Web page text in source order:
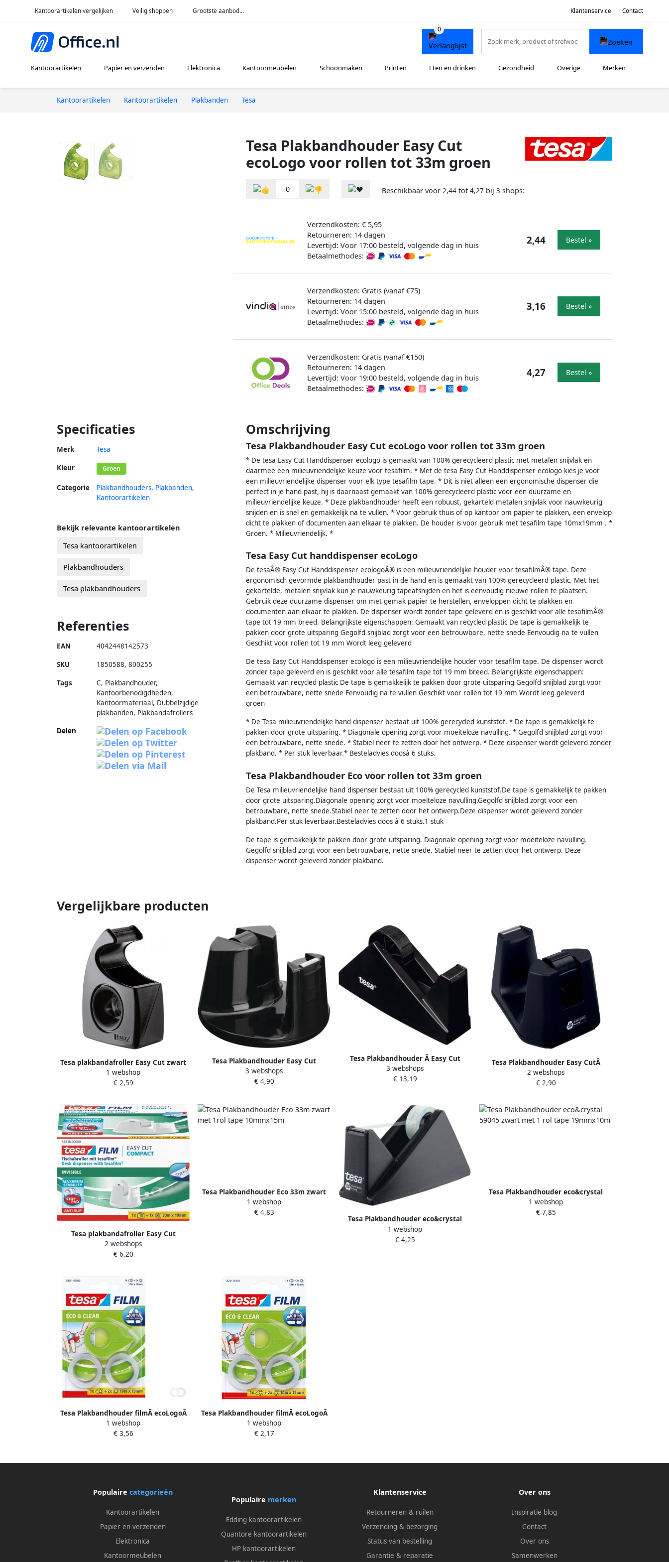
Kantoorartikelen vergelijken Veilig shoppen Grootste aanbod... Klantenservice Contact
Kantoorartikelen Papier en verzenden Elektronica Kantoormeubelen Schoonmaken Printen Eten en drinken Gezondheid Overige Merken
Kantoorartikelen Kantoorartikelen Plakbanden Tesa
Tesa Plakbandhouder Easy Cut
ecoLogo voor rollen tot 33m groen
0 Beschikbaar voor 2,44 tot 4,27 bij 3 shops:
Verzendkosten: € 5,95
Retourneren: 14 dagen
Levertijd: Voor 17:00 besteld, volgende dag in huis
Betaalmethodes:
2,44 Bestel »
Verzendkosten: Gratis (vanaf €75)
Retourneren: 14 dagen
Levertijd: Voor 15:00 besteld, volgende dag in huis
Betaalmethodes:
3,16 Bestel »
Verzendkosten: Gratis (vanaf €150)
Retourneren: 14 dagen
Levertijd: Voor 19:00 besteld, volgende dag in huis
Betaalmethodes:
4,27 Bestel »
Specificaties
Merk Tesa
Kleur Groen
Categorie Plakbandhouders, Plakbanden,
Kantoorartikelen
Omschrijving
Tesa Plakbandhouder Easy Cut ecoLogo voor rollen tot 33m groen
* De tesa Easy Cut Handdispenser ecologo is gemaakt van 100% gerecycleerd plastic met metalen snijvlak en
daarmee een milieuvriendelijke keuze voor tesafilm. * Met de tesa Easy Cut Handdispenser ecologo kies je voor
een milieuvriendelijke dispenser voor elk type tesafilm tape. * Dit is niet alleen een ergonomische dispenser die
perfect in je hand past, hij is daarnaast gemaakt van 100% gerecycleerd plastic voor een duurzame en
milieuvriendelijke keuze. * Deze plakbandhouder heeft een robuust, gekarteld metalen snijvlak voor nauwkeurig
snijden en is snel en gemakkelijk na te vullen. * Voor gebruik thuis of op kantoor om papier te plakken, een envelop
dicht te plakken of documenten aan elkaar te plakken. De houder is voor gebruik met tesafilm tape 10mx19mm . *
Groen. * Milieuvriendelijk. *
Tesa Easy Cut handdispenser ecoLogo
De tesaÂ® Easy Cut Handdispenser ecologoÂ® is een milieuvriendelijke houder voor tesafilmÂ® tape. Deze
ergonomisch gevormde plakbandhouder past in de hand en is gemaakt van 100% gerecycleerd plastic. Met het
gekartelde, metalen snijvlak kun je nauwkeurig tapeafsnijden en het is eenvoudig nieuwe rollen te plaatsen.
Gebruik deze duurzame dispenser om met gemak papier te herstellen, enveloppen dicht te plakken en
documenten aan elkaar te plakken. De dispenser wordt zonder tape geleverd en is geschikt voor alle tesafilmÂ®
tape tot 19 mm breed. Belangrijkste eigenschappen: Gemaakt van recycled plastic De tape is gemakkelijk te
pakken door grote uitsparing Gegolfd snijblad zorgt voor een betrouwbare, nette snede Eenvoudig na te vullen
Geschikt voor rollen tot 19 mm Wordt leeg geleverd
De tesa Easy Cut Handdispenser ecologo is een milieuvriendelijke houder voor tesafilm tape. De dispenser wordt
zonder tape geleverd en is geschikt voor alle tesafilm tape tot 19 mm breed. Belangrijkste eigenschappen:
Gemaakt van recycled plastic De tape is gemakkelijk te pakken door grote uitsparing Gegolfd snijblad zorgt voor
een betrouwbare, nette snede Eenvoudig na te vullen Geschikt voor rollen tot 19 mm Wordt leeg geleverd
groen
* De Tesa milieuvriendelijke hand dispenser bestaat uit 100% gerecycled kunststof. * De tape is gemakkelijk te
pakken door grote uitsparing. * Diagonale opening zorgt voor moeiteloze navulling. * Gegolfd snijblad zorgt voor
een betrouwbare, nette snede. * Stabiel neer te zetten door het ontwerp. * Deze dispenser wordt geleverd zonder
plakband. * Per stuk leverbaar.* Besteladvies doosà 6 stuks.
Tesa Plakbandhouder Eco voor rollen tot 33m groen
De Tesa milieuvriendelijke hand dispenser bestaat uit 100% gerecycled kunststof.De tape is gemakkelijk te pakken
door grote uitsparing.Diagonale opening zorgt voor moeiteloze navulling.Gegolfd snijblad zorgt voor een
betrouwbare, nette snede.Stabiel neer te zetten door het ontwerp.Deze dispenser wordt geleverd zonder
plakband.Per stuk leverbaar.Besteladvies doos à 6 stuks.1 stuk
De tape is gemakkelijk te pakken door grote uitsparing. Diagonale opening zorgt voor moeiteloze navulling.
Gegolfd snijblad zorgt voor een betrouwbare, nette snede. Stabiel neer te zetten door het ontwerp. Deze
dispenser wordt geleverd zonder plakband.
Bekijk relevante kantoorartikelen
Tesa kantoorartikelen
Plakbandhouders
Tesa plakbandhouders
Referenties
EAN 4042448142573
SKU 1850588, 800255
Tags
C, Plakbandhouder,
Kantoorbenodigdheden,
Kantoormateriaal, Dubbelzijdige
plakbanden, Plakbandafrollers
Delen
Vergelijkbare producten
Tesa plakbandafroller Easy Cut zwart
1 webshop
€ 2,59
Tesa Plakbandhouder Easy Cut
compact + 1 rol plakband invisible
33mx19mm zwart
3 webshops
€ 4,90
Tesa Plakbandhouder Â Easy Cut
Economy voor rollen tot 66m zwart
3 webshops
€ 13,19
Tesa Plakbandhouder Easy CutÂ
SMART zwart
2 webshops
€ 2,90
Tesa plakbandafroller Easy Cut
Compact voor rollen van ft 33 m x 19
mm wit
2 webshops
€ 6,20
Tesa Plakbandhouder Eco 33m zwart
met 1rol tape 10mmx15m
1 webshop
€ 4,83
Tesa Plakbandhouder eco&crystal
59045 zwart met 1 rol tape 19mmx10m
1 webshop
€ 4,25
Tesa Plakbandhouder eco&crystal
59045 zwart met 1 rol tape 19mmx10m
1 webshop
€ 7,85
Tesa Plakbandhouder filmÂ ecoLogoÂ
mini incl plakband eco clear
10mx19mm lichtgroen
1 webshop
€ 3,56
Tesa Plakbandhouder filmÂ ecoLogoÂ
mini incl plakband eco clear
10mx19mm lichtgroen
1 webshop
€ 2,17
Populaire categorieën
Kantoorartikelen
Papier en verzenden
Elektronica
Kantoormeubelen
Populaire merken
Edding kantoorartikelen
Quantore kantoorartikelen
HP kantoorartikelen
Klantenservice
Retourneren & ruilen
Verzending & bezorging
Status van bestelling
Garantie & reparatie
Over ons
Inspiratie blog
Contact
Over ons
Samenwerken